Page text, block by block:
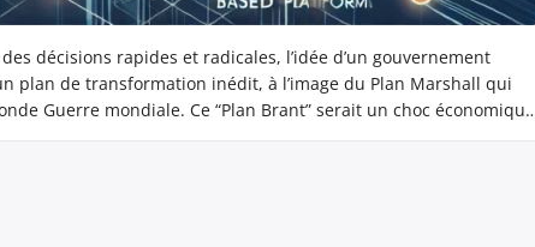
décisions rapides et radicales, l’idée d’un gouvernement
plan de transformation inédit, à l’image du Plan Marshall qui
Guerre mondiale. Ce “Plan Brant” serait un choc économique